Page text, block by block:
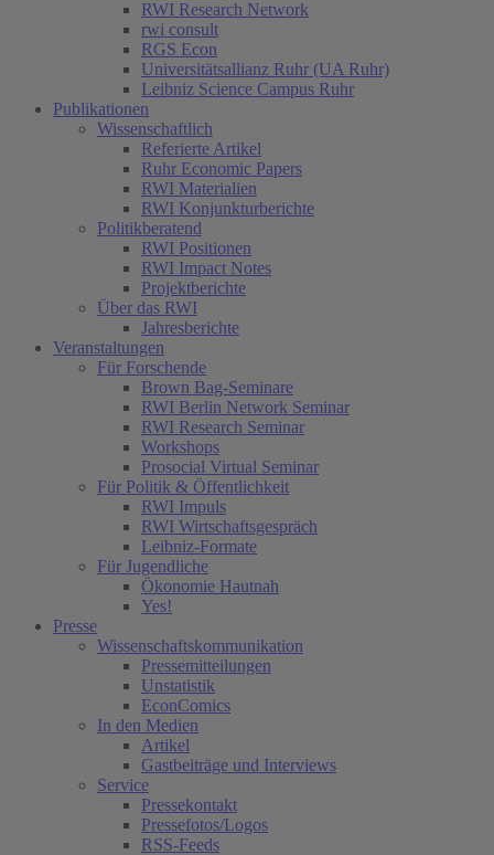
RWI Research Network
rwi consult
RGS Econ
Universitätsallianz Ruhr (UA Ruhr)
Leibniz Science Campus Ruhr
Publikationen
Wissenschaftlich
Referierte Artikel
Ruhr Economic Papers
RWI Materialien
RWI Konjunkturberichte
Politikberatend
RWI Positionen
RWI Impact Notes
Projektberichte
Über das RWI
Jahresberichte
Veranstaltungen
Für Forschende
Brown Bag-Seminare
RWI Berlin Network Seminar
RWI Research Seminar
Workshops
Prosocial Virtual Seminar
Für Politik & Öffentlichkeit
RWI Impuls
RWI Wirtschaftsgespräch
Leibniz-Formate
Für Jugendliche
Ökonomie Hautnah
Yes!
Presse
Wissenschaftskommunikation
Pressemitteilungen
Unstatistik
EconComics
In den Medien
Artikel
Gastbeiträge und Interviews
Service
Pressekontakt
Pressefotos/Logos
RSS-Feeds